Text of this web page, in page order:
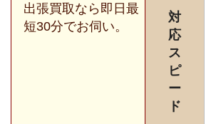
出張買取なら即日最
短30分でお伺い。
対
応
ス
ピ
ー
ド